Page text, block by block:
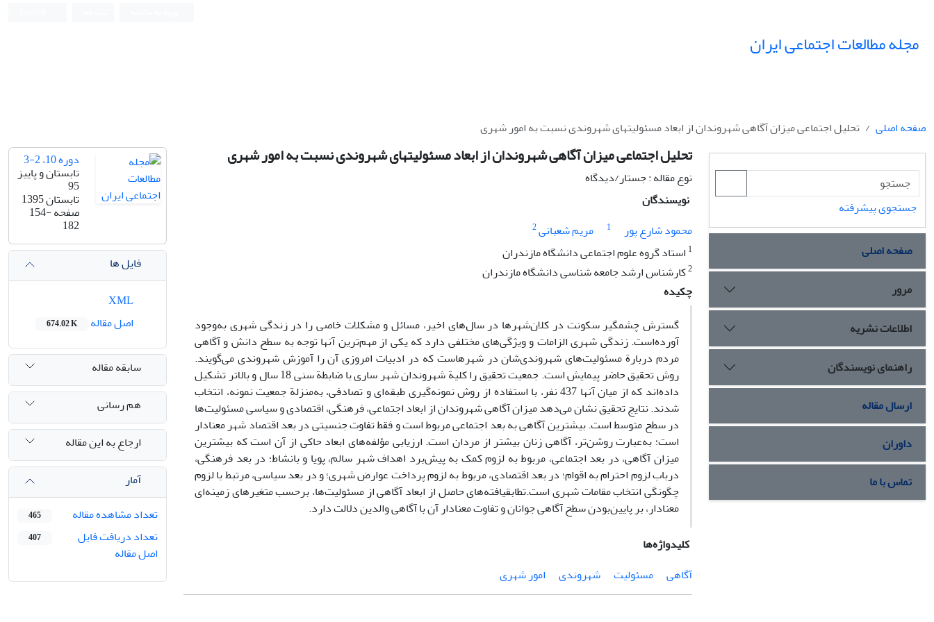
مجله مطالعات اجتماعی ایران
صفحه اصلی تحلیل اجتماعی میزان آگاهی شهروندان از ابعاد مسئولیتهای شهروندی نسبت به امور شهری
تحلیل اجتماعی میزان آگاهی شهروندان از ابعاد مسئولیتهای شهروندی نسبت به امور شهری
نوع مقاله : جستار/دیدگاه
نویسندگان
محمود شارع پور
1 مریم شعبانی2
1 استاد گروه علوم اجتماعی دانشگاه مازندران
2کارشناس ارشد جامعه شناسی دانشگاه مازندران
چکیده
گسترش چشمگیر سکونت در کلان‌شهرها در سال‌های اخیر، مسائل و مشکلات خاصی را در زندگی شهری به‌وجود
آورده‌است. زندگی شهری الزامات و ویژگی‌های مختلفی دارد که یکی از مهم‌ترین آنها توجه به سطح دانش و آگاهی
مردم دربارة مسئولیت‌های شهروندی‌شان در شهرهاست که در ادبیات امروزی آن را آموزش شهروندی می‌گویند.
روش تحقیق حاضر پیمایش است. جمعیت تحقیق را کلیة شهروندان شهر ساری با ضابطة سنی 18 سال و بالاتر تشکیل
داده‌اند که از میان آنها 437 نفر، با استفاده از روش نمونه‌گیری طبقه‌ای و تصادفی، به‌منزلة جمعیت نمونه، انتخاب
شدند. نتایج تحقیق نشان می‌دهد میزان آگاهی شهروندان از ابعاد اجتماعی، فرهنگی، اقتصادی و سیاسی مسئولیت‌ها
در سطح متوسط است. بیشترین آگاهی به بعد اجتماعی مربوط است و فقط تفاوت جنسیتی در بعد اقتصاد شهر معنادار
است؛ به‌عبارت روشن‌تر، آگاهی زنان بیشتر از مردان است. ارزیابی مؤلفه‌های ابعاد حاکی از آن است که بیشترین
میزان آگاهی، در بعد اجتماعی، مربوط به لزوم کمک به پیش‌برد اهداف شهر سالم، پویا و بانشاط؛ در بعد فرهنگی،
درباب لزوم احترام به اقوام؛ در بعد اقتصادی، مربوط به لزوم پرداخت عوارض شهری؛ و در بعد سیاسی، مرتبط با لزوم
چگونگی انتخاب مقامات شهری است.تطابقیافته‌های حاصل از ابعاد آگاهی از مسئولیت‌ها، برحسب متغیرهای زمینه‌ای
معنادار، بر پایین‌بودن سطح آگاهی جوانان و تفاوت معنادار آن با آگاهی والدین دلالت دارد.
کلیدواژه‌ها
آگاهی
مسئولیت شهروندی امور شهری
دوره 10، 2-3
تابستان و پاییز
95
تابستان 1395
صفحه154-
182
فایل ها
اصل مقاله
674.02 K
سابقه مقاله
هم رسانی
ارجاع به این مقاله
آمار
تعداد مشاهده مقاله
465
تعداد دریافت فایل
اصل مقاله
407
جستجوی پیشرفته
صفحه اصلی
مرور
اطلاعات نشریه
راهنمای نویسندگان
ارسال مقاله
داوران
تماس با ما